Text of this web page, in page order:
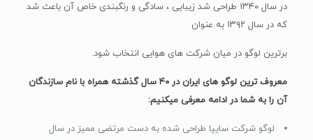
در سال ۱۳۴۰ طراحی شد زیبایی ، سادگی و رنگبندی خاص آن باعث شد
که در سال ۱۳۹۲ به عنوان
برترین لوگو در میان شرکت های هوایی انتخاب شود.
معروف ترین لوگو های ایران در ۴۰ سال گذشته همراه با نام سازندگان
آن را به شما در ادامه معرفی میکنیم:
لوگو شرکت سایپا طراحی شده به دست مرتضی ممیز در سال